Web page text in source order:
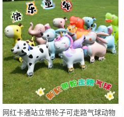
网红卡通站立带轮子可走路气球动物